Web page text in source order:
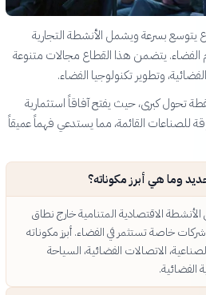
بسرعة ويشمل الأنشطة التجارية
يتضمن هذا القطاع مجالات متنوعة
وتطوير تكنولوجيا الفضاء.
تحول كبرى، حيث يفتح آفاقاً استثمارية
للصناعات القائمة، مما يستدعي فهماً عميقاً
وما هي أبرز مكوناته؟
الاقتصادية المتنامية خارج نطاق
خاصة تستثمر في الفضاء. أبرز مكوناته
الاتصالات الفضائية، السياحة
الفضائية.